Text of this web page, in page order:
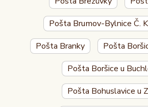
Pošta Brumov-Bylnice Č.
Pošta Branky
Pošta
Pošta Boršice u
Pošta Bohuslavice u